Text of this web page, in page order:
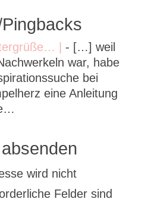
|
- […] weil
war, habe
bei
eine Anleitung
wird nicht
Felder sind